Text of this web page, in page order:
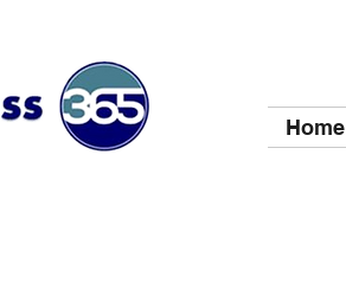
Home